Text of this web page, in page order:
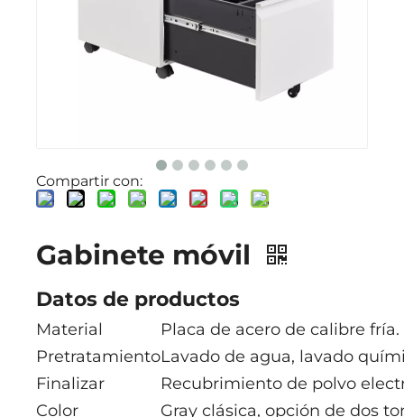
Compartir con:
Gabinete móvil
Datos de productos
Material
Placa de acero de calibre fría.
PretratamientoLavado de agua, lavado
Finalizar
Recubrimiento de polvo
Color
Gray clásica, opción de dos